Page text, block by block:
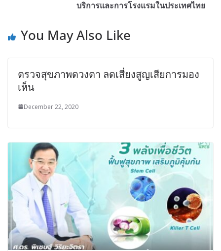
บริการและการโรงแรมในประเทศไทย
You May Also Like
ตรวจสุขภาพดวงตา ลดเสี่ยงสูญเสียการมอง
เห็น
December 22, 2020